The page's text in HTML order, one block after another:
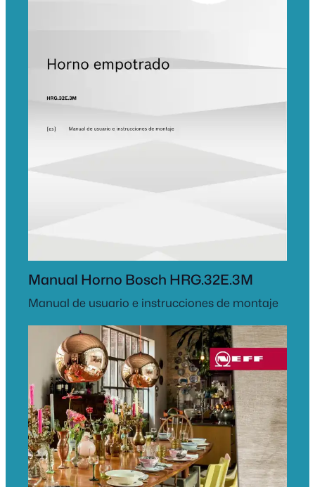
Manual Horno Bosch HRG.32E.3M
Manual de usuario e instrucciones de montaje